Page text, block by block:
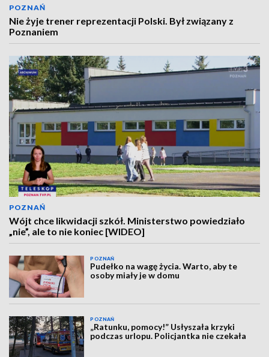
POZNAŃ
Nie żyje trener reprezentacji Polski. Był związany z
Poznaniem
POZNAŃ
Wójt chce likwidacji szkół. Ministerstwo powiedziało
„nie”, ale to nie koniec [WIDEO]
POZNAŃ
Pudełko na wagę życia. Warto, aby te
osoby miały je w domu
POZNAŃ
„Ratunku, pomocy!” Usłyszała krzyki
podczas urlopu. Policjantka nie czekała